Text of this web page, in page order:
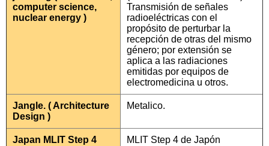
computer science,
nuclear energy )
Transmisión de señales
radioeléctricas con el
propósito de perturbar la
recepción de otras del mismo
género; por extensión se
aplica a las radiaciones
emitidas por equipos de
electromedicina u otros.
Jangle. ( Architecture
Design )
Metalico.
Japan MLIT Step 4 MLIT Step 4 de Japón